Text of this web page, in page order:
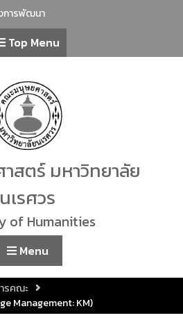
การพัฒนา
ภาษาไทยสู่
ในหัวข้อ “การ
ไทยในฐานะ
รแสดง คณะ
วิทยาลัย
กท่านร่วมรับ
ดี่ยวมาตรฐาน
ทย ประจำปี
ที่ 4 สาขา
กรรม Lunch
าสตร์
มหาวิทยาลัย
รเชิดชูเกียรติ
บุญตักบาตร
Top Menu
สตร์ มหาวิทยาลัย
นเรศวร
of Humanities
Menu
รคณะ
Management: KM)